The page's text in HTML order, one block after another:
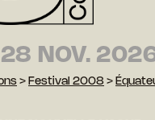
NOV.
> Festival 2008 >